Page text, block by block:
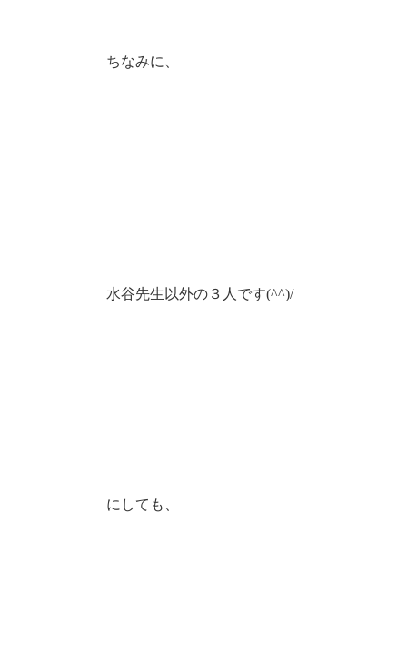
ちなみに、
水谷先生以外の３人です(^^)/
にしても、